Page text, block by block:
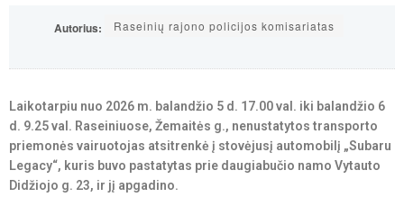
Autorius: Raseinių rajono policijos komisariatas
Laikotarpiu nuo 2026 m. balandžio 5 d. 17.00 val. iki balandžio 6
d. 9.25 val. Raseiniuose, Žemaitės g., nenustatytos transporto
priemonės vairuotojas atsitrenkė į stovėjusį automobilį „Subaru
Legacy“, kuris buvo pastatytas prie daugiabučio namo Vytauto
Didžiojo g. 23, ir jį apgadino.